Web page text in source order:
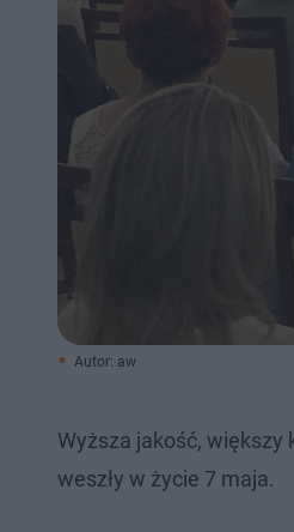
Autor: aw
Wyższa jakość,
weszły w życie 7 maja.